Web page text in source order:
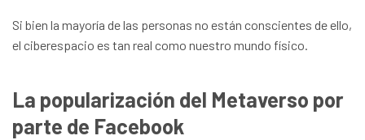
Si bien la mayoría de las personas no están conscientes de ello,
el ciberespacio es tan real como nuestro mundo físico.
La popularización del Metaverso por
parte de Facebook